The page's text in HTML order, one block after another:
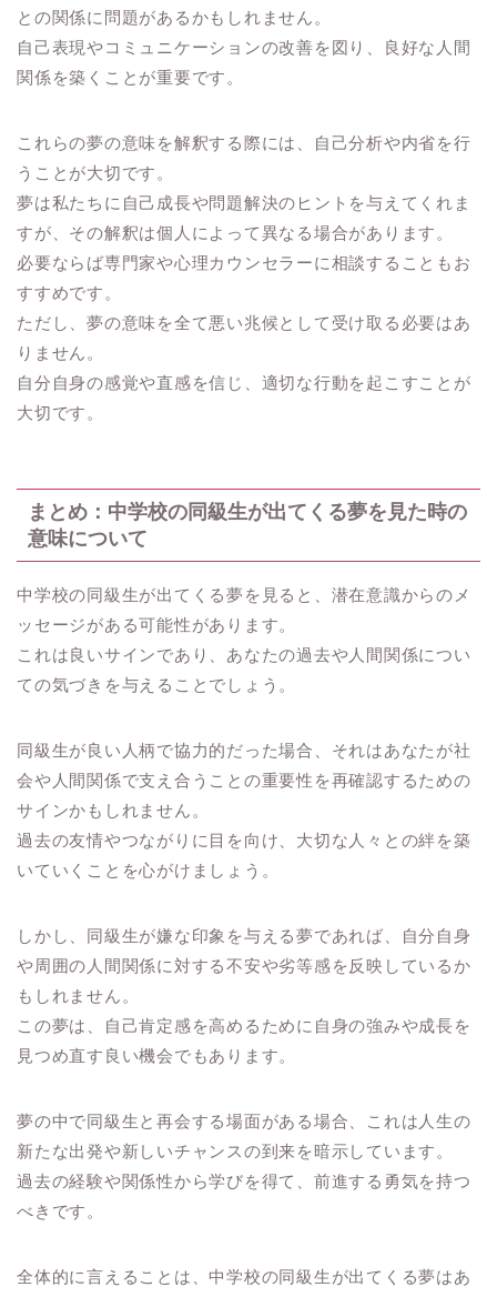
との関係に問題があるかもしれません。
自己表現やコミュニケーションの改善を図り、良好な人間
関係を築くことが重要です。
これらの夢の意味を解釈する際には、自己分析や内省を行
うことが大切です。
夢は私たちに自己成長や問題解決のヒントを与えてくれま
すが、その解釈は個人によって異なる場合があります。
必要ならば専門家や心理カウンセラーに相談することもお
すすめです。
ただし、夢の意味を全て悪い兆候として受け取る必要はあ
りません。
自分自身の感覚や直感を信じ、適切な行動を起こすことが
大切です。
まとめ：中学校の同級生が出てくる夢を見た時の
意味について
中学校の同級生が出てくる夢を見ると、潜在意識からのメ
ッセージがある可能性があります。
これは良いサインであり、あなたの過去や人間関係につい
ての気づきを与えることでしょう。
同級生が良い人柄で協力的だった場合、それはあなたが社
会や人間関係で支え合うことの重要性を再確認するための
サインかもしれません。
過去の友情やつながりに目を向け、大切な人々との絆を築
いていくことを心がけましょう。
しかし、同級生が嫌な印象を与える夢であれば、自分自身
や周囲の人間関係に対する不安や劣等感を反映しているか
もしれません。
この夢は、自己肯定感を高めるために自身の強みや成長を
見つめ直す良い機会でもあります。
夢の中で同級生と再会する場面がある場合、これは人生の
新たな出発や新しいチャンスの到来を暗示しています。
過去の経験や関係性から学びを得て、前進する勇気を持つ
べきです。
全体的に言えることは、中学校の同級生が出てくる夢はあ